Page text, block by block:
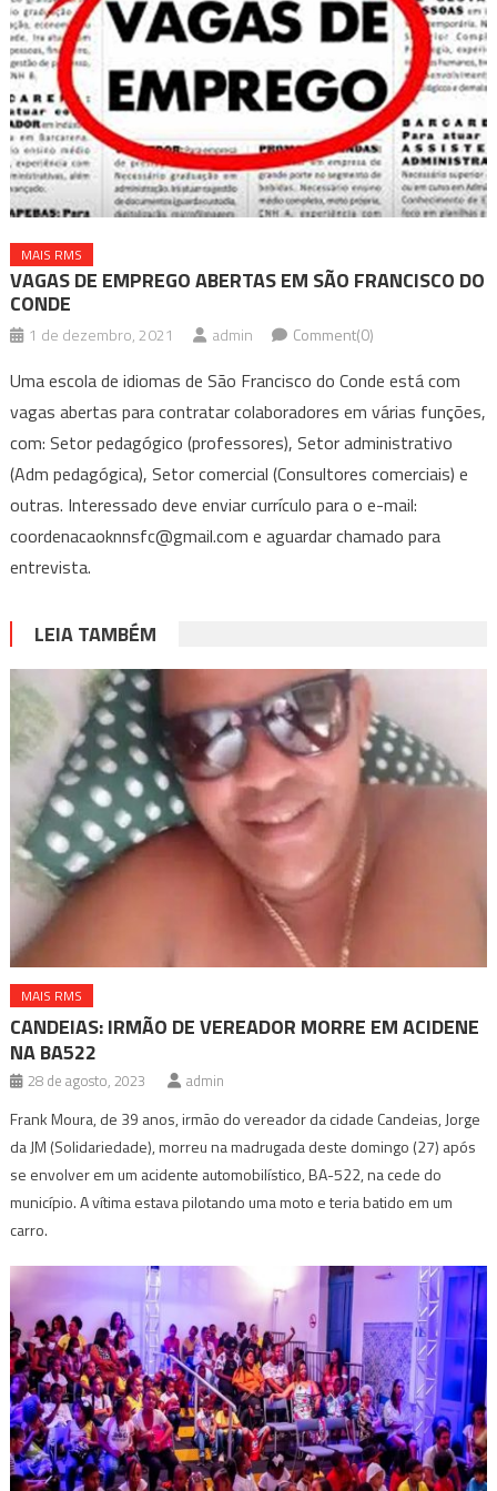
MAIS RMS
VAGAS DE EMPREGO ABERTAS EM SÃO FRANCISCO DO
CONDE
1 de dezembro, 2021 admin Comment(0)
Uma escola de idiomas de São Francisco do Conde está com
vagas abertas para contratar colaboradores em várias funções,
com: Setor pedagógico (professores), Setor administrativo
(Adm pedagógica), Setor comercial (Consultores comerciais) e
outras. Interessado deve enviar currículo para o e-mail:
coordenacaoknnsfc@gmail.com e aguardar chamado para
entrevista.
LEIA TAMBÉM
MAIS RMS
CANDEIAS: IRMÃO DE VEREADOR MORRE EM ACIDENE
NA BA522
28 de agosto, 2023 admin
Frank Moura, de 39 anos, irmão do vereador da cidade Candeias, Jorge
da JM (Solidariedade), morreu na madrugada deste domingo (27) após
se envolver em um acidente automobilístico, BA-522, na cede do
município. A vítima estava pilotando uma moto e teria batido em um
carro.